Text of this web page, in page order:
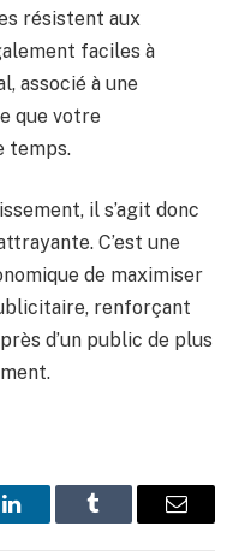
résistent aux
faciles à
associé à une
que votre
temps.
il s’agit donc
C’est une
de maximiser
renforçant
d’un public de plus
LinkedInTumblr Email